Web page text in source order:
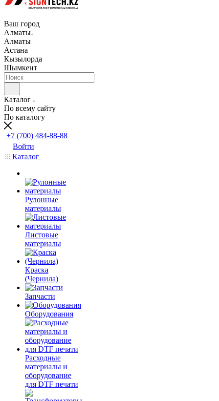
Ваш город
Алматы
Алматы
Астана
Кызылорда
Шымкент
Каталог
По всему сайту
По каталогу
+7 (700) 484-88-88
Войти
Каталог
Рулонные
материалы
Листовые
материалы
Краска
(Чернила)
Запчасти
Оборудования
Расходные
материалы и
оборудование
для DTF печати